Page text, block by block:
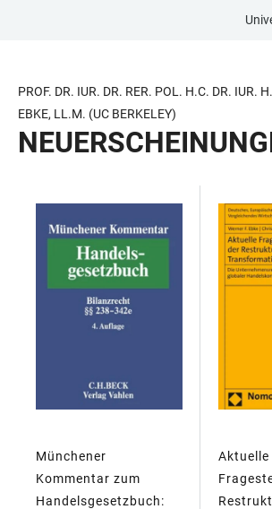
BARRIEREFREIHEIT
PROF. DR. IUR. DR. RER. POL. H.C. DR. IUR.
EBKE, LL.M. (UC BERKELEY)
TABELLE
Münchener
Kommentar zum
Handelsgesetzbuch:
Aktuelle